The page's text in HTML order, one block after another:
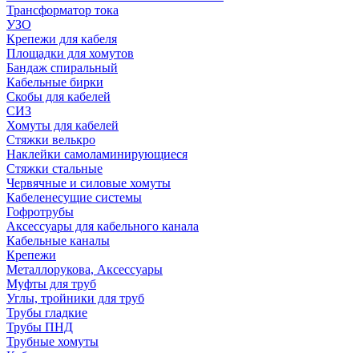
Трансформатор тока
УЗО
Крепежи для кабеля
Площадки для хомутов
Бандаж спиральный
Кабельные бирки
Cкобы для кабелей
СИЗ
Хомуты для кабелей
Стяжки велькро
Наклейки самоламинирующиеся
Стяжки стальные
Червячные и силовые хомуты
Кабеленесущие системы
Гофротрубы
Аксессуары для кабельного канала
Кабельные каналы
Крепежи
Металлорукова, Аксессуары
Муфты для труб
Углы, тройники для труб
Трубы гладкие
Трубы ПНД
Трубные хомуты